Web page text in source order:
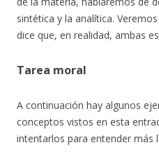
sintética y la analítica.
dice que, en realidad, ambas
Tarea moral
A continuación hay algunos
conceptos vistos en esta
intentarlos para entender más